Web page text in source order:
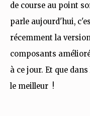
de course au point
parle aujourd'hui,
récemment la
composants
à ce jour. Et que
le meilleur !